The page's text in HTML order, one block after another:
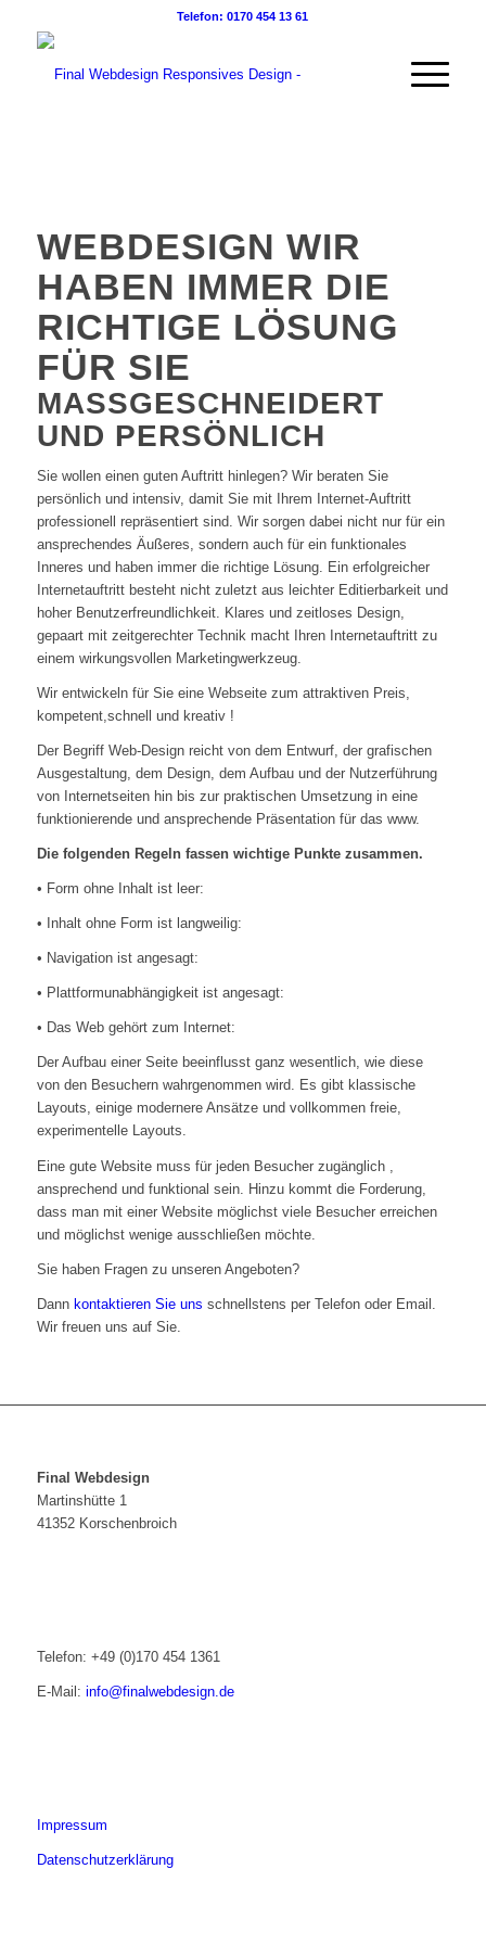
Telefon: 0170 454 13 61
WEBDESIGN WIR
HABEN IMMER DIE
RICHTIGE LÖSUNG
FÜR SIE
MASSGESCHNEIDERT U
ND PERSÖNLICH
Sie wollen einen guten Auftritt hinlegen? Wir beraten Sie
persönlich und intensiv, damit Sie mit Ihrem Internet-Auftritt
professionell repräsentiert sind. Wir sorgen dabei nicht nur für ein
ansprechendes Äußeres, sondern auch für ein funktionales
Inneres und haben immer die richtige Lösung. Ein erfolgreicher
Internetauftritt besteht nicht zuletzt aus leichter Editierbarkeit und
hoher Benutzerfreundlichkeit. Klares und zeitloses Design,
gepaart mit zeitgerechter Technik macht Ihren Internetauftritt zu
einem wirkungsvollen Marketingwerkzeug.
Wir entwickeln für Sie eine Webseite zum attraktiven Preis,
kompetent,schnell und kreativ !
Der Begriff Web-Design reicht von dem Entwurf, der grafischen
Ausgestaltung, dem Design, dem Aufbau und der Nutzerführung
von Internetseiten hin bis zur praktischen Umsetzung in eine
funktionierende und ansprechende Präsentation für das www.
Die folgenden Regeln fassen wichtige Punkte zusammen.
• Form ohne Inhalt ist leer:
• Inhalt ohne Form ist langweilig:
• Navigation ist angesagt:
• Plattformunabhängigkeit ist angesagt:
• Das Web gehört zum Internet:
Der Aufbau einer Seite beeinflusst ganz wesentlich, wie diese
von den Besuchern wahrgenommen wird. Es gibt klassische
Layouts, einige modernere Ansätze und vollkommen freie,
experimentelle Layouts.
Eine gute Website muss für jeden Besucher zugänglich ,
ansprechend und funktional sein. Hinzu kommt die Forderung,
dass man mit einer Website möglichst viele Besucher erreichen
und möglichst wenige ausschließen möchte.
Sie haben Fragen zu unseren Angeboten?
Dann kontaktieren Sie uns schnellstens per Telefon oder Email.
Wir freuen uns auf Sie.
Final Webdesign
Martinshütte 1
41352 Korschenbroich
Telefon: +49 (0)170 454 1361
E-Mail: info@finalwebdesign.de
Impressum
Datenschutzerklärung